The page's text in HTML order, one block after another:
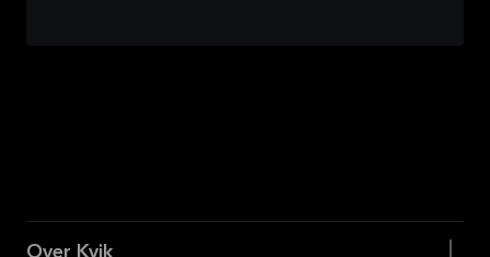
Over Kvik